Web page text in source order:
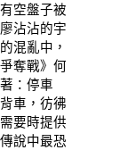
空盤子被
沾沾的宇
混亂中，
奪戰》何
：停車
車，彷彿
要時提供
說中最恐